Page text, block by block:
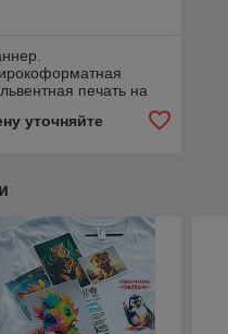
печать на
уточняйте